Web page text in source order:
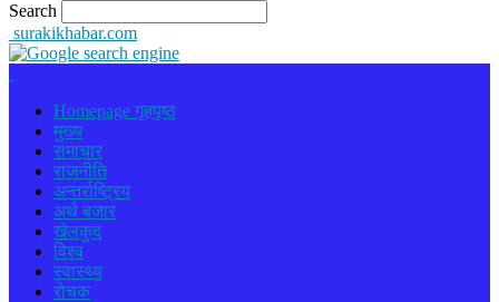
Search
surakikhabar.com
Homepage गृहपृष्ठ
मुख्य
समाचार
राजनीति
अन्तर्राष्ट्रिय
अर्थ बजार
खेलकुद
विश्व
स्वास्थ्य
रोचक